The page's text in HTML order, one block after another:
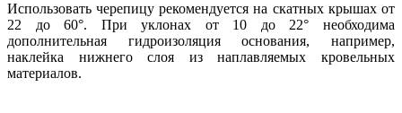
Использовать черепицу рекомендуется на скатных крышах от
22 до 60°. При уклонах от 10 до 22° необходима
дополнительная гидроизоляция основания, например,
наклейка нижнего слоя из наплавляемых кровельных
материалов.